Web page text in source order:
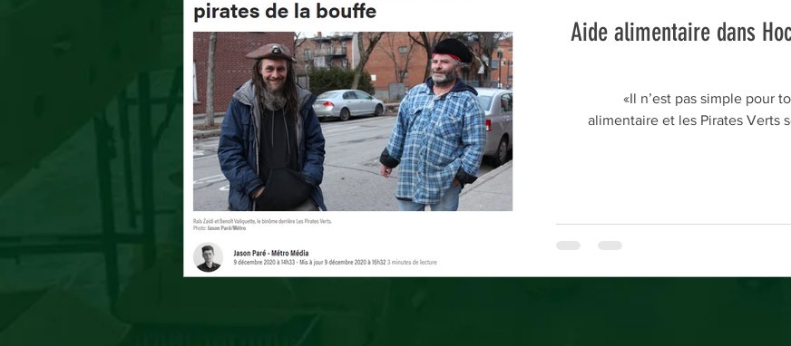
Aide alimentaire dans
«Il n’est pas simple pour
alimentaire et les Pirates Verts